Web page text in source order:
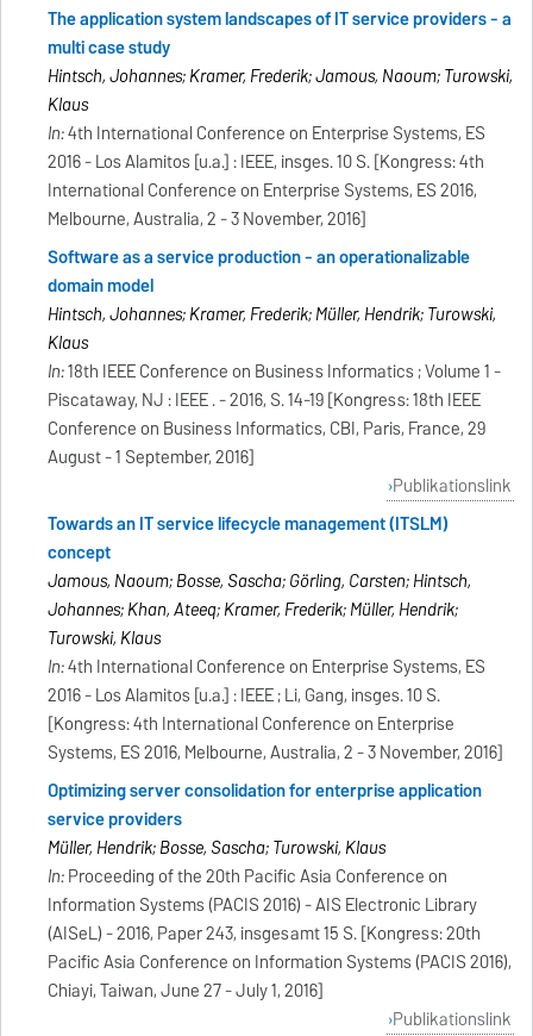
The application system landscapes of IT service providers - a
multi case study
Hintsch, Johannes; Kramer, Frederik; Jamous, Naoum; Turowski,
Klaus
In:4th International Conference on Enterprise Systems, ES
2016 - Los Alamitos [u.a.] : IEEE, insges. 10 S. [Kongress: 4th
International Conference on Enterprise Systems, ES 2016,
Melbourne, Australia, 2 - 3 November, 2016]
Software as a service production - an operationalizable
domain model
Hintsch, Johannes; Kramer, Frederik; Müller, Hendrik; Turowski,
Klaus
In:18th IEEE Conference on Business Informatics ; Volume 1 -
Piscataway, NJ : IEEE . - 2016, S. 14-19 [Kongress: 18th IEEE
Conference on Business Informatics, CBI, Paris, France, 29
August - 1 September, 2016]
Publikationslink
Towards an IT service lifecycle management (ITSLM)
concept
Jamous, Naoum; Bosse, Sascha; Görling, Carsten; Hintsch,
Johannes; Khan, Ateeq; Kramer, Frederik; Müller, Hendrik;
Turowski, Klaus
In:4th International Conference on Enterprise Systems, ES
2016 - Los Alamitos [u.a.] : IEEE ; Li, Gang, insges. 10 S.
[Kongress: 4th International Conference on Enterprise
Systems, ES 2016, Melbourne, Australia, 2 - 3 November, 2016]
Optimizing server consolidation for enterprise application
service providers
Müller, Hendrik; Bosse, Sascha; Turowski, Klaus
In:Proceeding of the 20th Pacific Asia Conference on
Information Systems (PACIS 2016) - AIS Electronic Library
(AISeL) - 2016, Paper 243, insgesamt 15 S. [Kongress: 20th
Pacific Asia Conference on Information Systems (PACIS 2016),
Chiayi, Taiwan, June 27 - July 1, 2016]
Publikationslink